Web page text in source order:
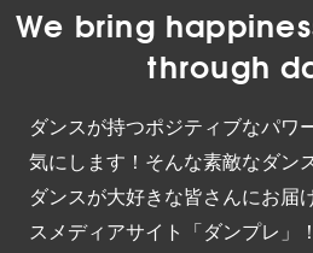
We bring
through
ダンスが持つポジティブなパワ
気にします！そんな素敵なダン
ダンスが大好きな皆さんにお届
スメディアサイト「ダンプレ」！